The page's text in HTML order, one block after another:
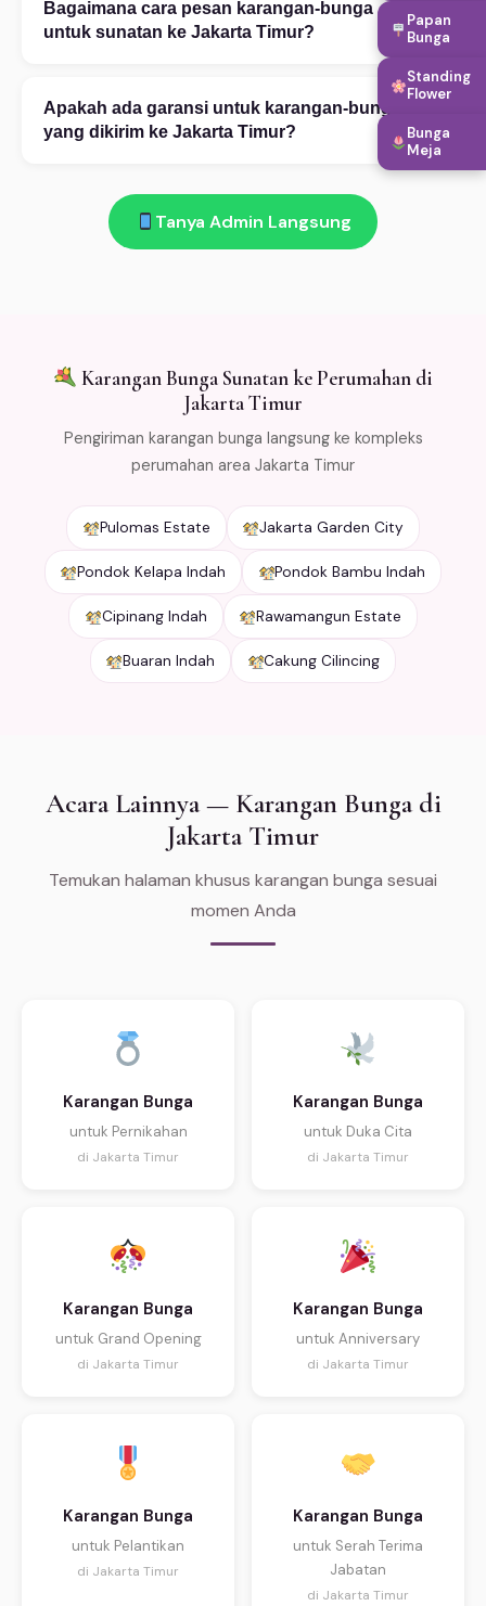
penambahan aksesoris. Konsultasi desain gratis via
WhatsApp 08111919922. Foto referensi sangat
Bagaimana cara pesan karangan-bunga
untuk sunatan ke Jakarta Timur?
+
Ceritakan kebutuhan Anda — kategori, occasion,
budget, dan alamat tujuan di Jakarta Timur. (2) Pilih
desain dari katalog atau custom. (3) Konfirmasi
Apakah ada garansi untuk karangan-bunga
yang dikirim ke Jakarta Timur?
Ada! Garansi segar 100%: bunga layu atau rusak saat
diterima di Jakarta Timur → kami ganti gratis. Salah
kirim → refund penuh. Kami kemas bunga dengan cold
Tanya Admin Langsung
Karangan Bunga Sunatan ke Perumahan di
Jakarta Timur
Pengiriman karangan bunga langsung ke kompleks
perumahan area Jakarta Timur
Pulomas Estate Jakarta Garden City
Pondok Kelapa Indah Pondok Bambu Indah
Cipinang Indah Rawamangun Estate
Buaran Indah Cakung Cilincing
Acara Lainnya — Karangan Bunga di
Jakarta Timur
Temukan halaman khusus karangan bunga sesuai
momen Anda
Karangan Bunga
untuk Pernikahan
di Jakarta Timur
Karangan Bunga
untuk Duka Cita
di Jakarta Timur
Karangan Bunga
untuk Grand Opening
di Jakarta Timur
Karangan Bunga
untuk Anniversary
di Jakarta Timur
Karangan Bunga
untuk Pelantikan
di Jakarta Timur
Karangan Bunga
untuk Serah Terima
Jabatan
di Jakarta Timur
Papan
Bunga
Standing
Flower
Bunga
Meja